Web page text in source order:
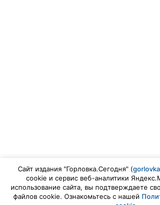
Сайт издания "Горловка.Сегодня" (
cookie и сервис веб-аналитики
использование сайта, вы подтверждаете
файлов cookie. Ознакомьтесь с нашей